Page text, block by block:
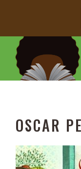
Littérature jeunesse
OSCAR